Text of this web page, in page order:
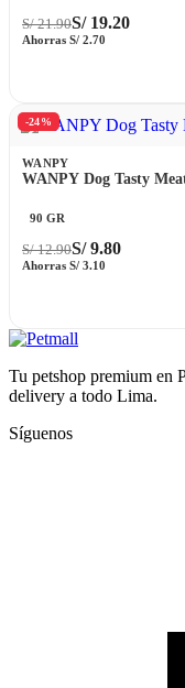
S/21.90S/19.20
Ahorras S/ 2.70
-24%
WANPY
WANPY Dog Tasty
90 GR
S/12.90S/9.80
Ahorras S/ 3.10
Tu petshop premium en
delivery a todo Lima.
Síguenos